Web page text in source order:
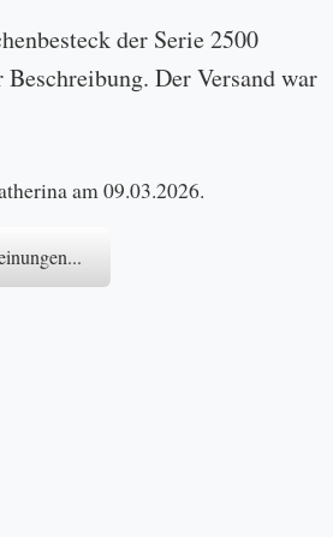
der Serie 2500
Beschreibung. Der Versand war
am 09.03.2026.